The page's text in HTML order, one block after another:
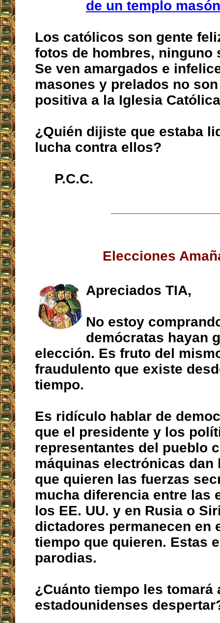
de un templo
Los católicos son gente
fotos de hombres, ninguno
Se ven amargados e
masones y prelados no
positiva a la Iglesia
¿Quién dijiste que estaba
lucha contra ellos?
P.C.C.
Elecciones
Apreciados TIA,
No estoy
demócratas hayan
elección. Es fruto del
fraudulento que existe
tiempo.
Es ridículo hablar de
que el presidente y los
representantes del pueblo
máquinas electrónicas dan
que quieren las fuerzas
mucha diferencia entre las
los EE. UU. y en Rusia o
dictadores permanecen en
tiempo que quieren. Estas
parodias.
¿Cuánto tiempo les tomará
estadounidenses